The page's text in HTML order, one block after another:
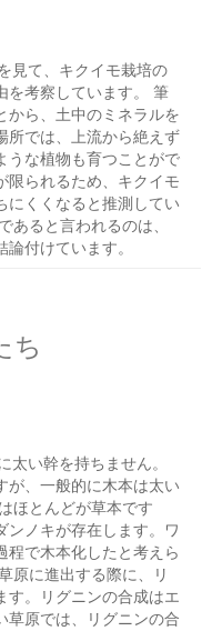
見て、キクイモ栽培の
を考察しています。 筆
から、土中のミネラルを
所では、上流から絶えず
うな植物も育つことがで
限られるため、キクイモ
にくくなると推測してい
あると言われるのは、
付けています。
ち
太い幹を持ちません。
が、一般的に木本は太い
ほとんどが草本です
ンノキが存在します。ワ
程で木本化したと考えら
原に進出する際に、リ
す。リグニンの合成はエ
草原では、リグニンの合